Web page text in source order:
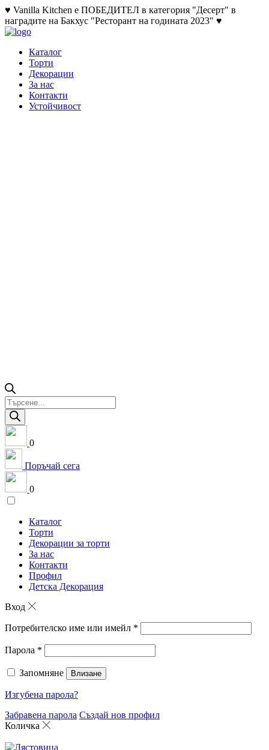
♥ Vanilla Kitchen е ПОБЕДИТЕЛ в категория "Десерт" в
наградите на Бакхус "Ресторант на годината 2023" ♥
Каталог
Торти
Декорации
За нас
Контакти
Устойчивост
Products
search
0
Поръчай сега
0
Каталог
Торти
Декорации за торти
За нас
Контакти
Профил
Детска Декорация
Вход
Потребителско име или имейл *
Парола *
Запомняне Влизане
Изгубена парола?
Забравена парола Създай нов профил
Количка